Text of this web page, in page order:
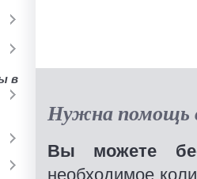
в
Нужна помощь
Вы можете
необходимое